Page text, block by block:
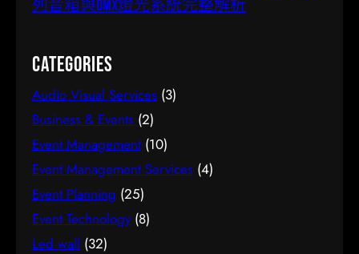
列音箱與DMX燈光系統完整解析
Categories
Audio Visual Services (3)
Business & Events (2)
Event Management (10)
Event Management Services (4)
Event Planning (25)
Event Technology(8)
Led wall (32)